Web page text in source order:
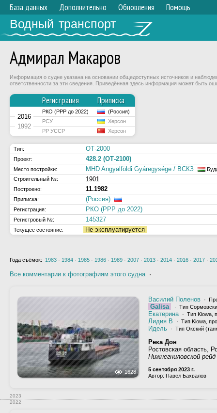
База данных Дополнительно Обновления Помощь
Водный транспорт
Адмирал Макаров
Информация о судне указана на основании общедоступных источников и
ответственности за эти сведения. Приведённая здесь информация может быть
Регистрация Приписка
2016
РКО (РРР до 2022) (Россия)
1992
РСУ
Херсон
РР УССР
Херсон
Тип: ОТ-2000
Проект: 428.2 (ОТ-2100)
Место постройки: MHD Angyalföldi Gyáregysége / ВСКЗ
Строительный №:
1901
Построено: 11.1982
Приписка: (Россия)
Регистрация: РКО (РРР до 2022)
Регистровый №: 145327
Текущее состояние: Не эксплуатируется
Года съёмок: 1983 · 1984 · 1985 · 1986 · 1989 · 2007 · 2013 · 2014 · 2016 · 2017 ·
Все комментарии к фотографиям этого судна·
1628
Василий Поленов ·
Galisa · Тип
Екатерина · Тип Kiowa,
Лидия В · Тип Kiowa,
Идель · Тип Окский
Река Дон
Ростовская область,
Нижнегниловской
5 сентября 2023 г.
Автор: Павел Бахвалов
2023
2022